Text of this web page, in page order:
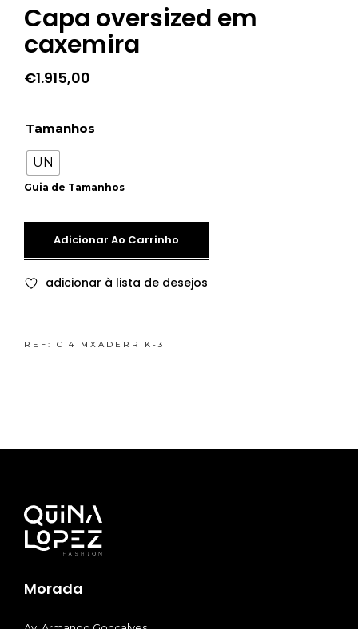
Capa oversized em
caxemira
€1.915,00
Guia de Tamanhos
Tamanhos
UN
Adicionar Ao Carrinho
adicionar à lista de desejos
REF: C 4 MXADERRIK-3
Morada